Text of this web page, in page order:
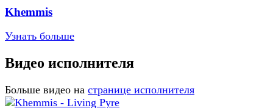
Khemmis
Узнать больше
Видео исполнителя
Больше видео на странице исполнителя